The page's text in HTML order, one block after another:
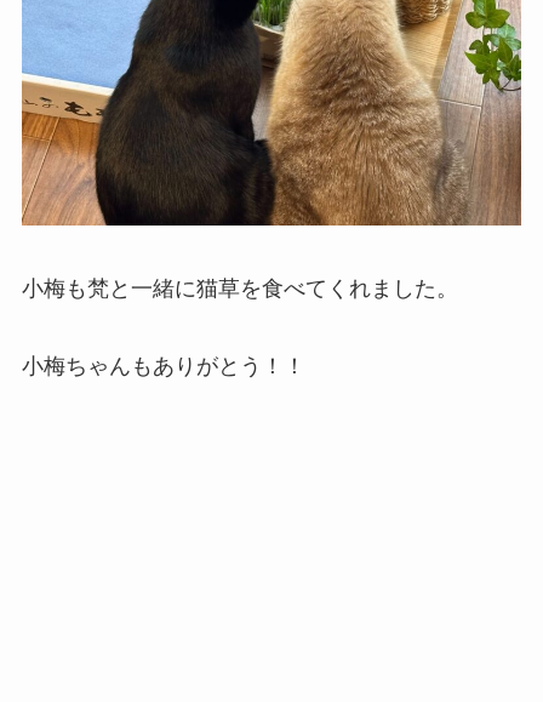
小梅も梵と一緒に猫草を食べてくれました。
小梅ちゃんもありがとう！！